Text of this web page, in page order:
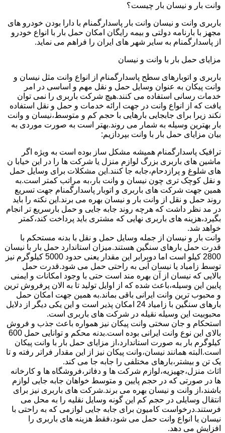
وانت بار و نیسان بار چیست؟
باربری وانت و نیسان وانت بار پاسدارگمنام با دارا بودن خودرو های
مجهز با بارنامه دولتی و بیمه رایگان امکان حمل بار با انواع خودرو
از پاسدارگمنام به سایر شهر های ایران را فراهم می نماید.
مزایای حمل بار با وانت و نیسان
باربری و اتوبارهای سطح پاسدارگمنام از انواع وانت مثل نیسان و
وانت پیکان به عنوان وسایل حمل و نقل مهم و اساسی در امر
خدمات رسانی استفاده می کنند.هیچ شرکت باربری را نمی توان
یافت که از انواع وانت در جهت ارائه خدمات و حمل و نقل استفاده
نکند زیرا برای جابجایی بارهایی با حجم کم و متوسط،نیسان و وانت
بار بهترین وسیله به شمار می روند.بهتر است به صورت موردی به
بیان مزایای حمل بار با وانت بپردازیم:
ترافیک پاسدارگمنام همیشه مشکل ساز بوده است به ویژه اگر
ماشین های باربری بزرگ لوازم منزل یا شرکت ها را در این خیابا ن
های شلوغ و پرازدحام،جابه جا کنند.این مشکلات برای وسایل حمل
و نقل کوچک تری چون نیسان و وانت بار،به مراتب کمتر است.به
همین جهت شرکت های باربری و اتوبار پاسدارگمنام جهت تسریع
روند حمل و نقل از وانت بار و نیسان بهره می برند.این نکته را باید
در مد نظر داشت که هرچه روند جابه جایی و حمل بارسریع تر انجام
بگیرد،هزینه های باربری نهایی که مشتری باید پرداخت کند،کمتر
خواهد شد.
وانت بار و نیسان از جمله وسایل حمل و نقل با بدنه مستحکم با
قدرت حمل بارهای سنگین هستند.میزان استاندارد حمل بار با نیسان
2800 کیلو است اما دوبرابر این مقدار یعنی حدود 5000 کیلوگرم نیز
توسط زامیاد یا نیسان آبی به راحتی حمل می شود.قدرت حمل
بالایی که نیسان از آن بهره مند است حتی با وجود امکانات و ایمنی
پایین این وسیله،باعث شده که از اوایل تولید تا به الان پرفروش ترین
و محبوب ترین وانت ایرانی باقی بماند.به همین جهت امکان حمل
بارهای سنگین با زامیاد 24 امکان پذیر است و این یکی دیگر از دلایل
محبوبیت این وسیله نقیله در شرکت های باربری است.
استحکام و جان سختی وانت پیکان نیز همواره باعث جذب و فروش
بالای این نوع وانت ایرانی بوده است.بدنه محکم و توانایی حمل 600
کیلوگرم بار به صورت استاندارد،از مزایای حمل بار با وانت پیکان
است.البته همانند نیسان،وانت پیکان نیز از این مقدار فراتر رفته و تا
یک تن و بیشتر،بارهای مختلفی را جابه جا می کند.
اثاث منزل،جهیزیه،لوازم شرکت ها و دفاتر،فروشگاه ها و کارخانه
ها در صورتی که در حجم پایین و متوسط خواهان جابه جایی لوازم
باشند،از وانت و نیسان بهره می برند.شرکت های باربری نیز برای
انتقال وسایلی در حجم کم این گونه وسایل نقلیه را به محل می
فرستند.درخواست کامیون برای جابه جایی لوازمی که به راحتی با
نیسان یا انواع وانت حمل می شود،فقط هزینه های باربری را
افزایش می دهد.